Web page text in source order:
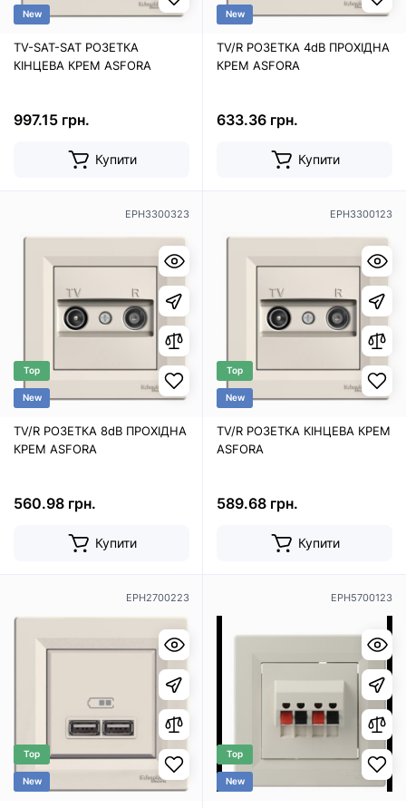
New
TV-SAT-SAT РОЗЕТКА
КІНЦЕВА КРЕМ ASFORA
997.15 грн.
Купити
New
TV/R РОЗЕТКА 4dB ПРОХІДНА
КРЕМ ASFORA
633.36 грн.
Купити
EPH3300323
Top
New
TV/R РОЗЕТКА 8dB ПРОХІДНА
КРЕМ ASFORA
560.98 грн.
Купити
EPH3300123
Top
New
TV/R РОЗЕТКА КІНЦЕВА КРЕМ
ASFORA
589.68 грн.
Купити
EPH2700223
Top
New
EPH5700123
Top
New